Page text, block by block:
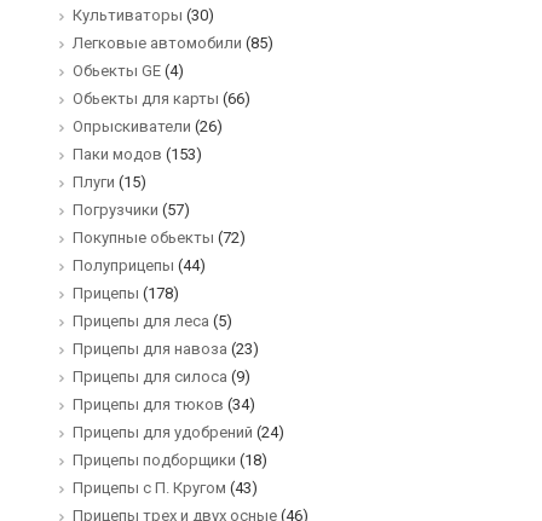
Культиваторы (30)
Легковые автомобили (85)
Обьекты GE (4)
Обьекты для карты (66)
Опрыскиватели (26)
Паки модов (153)
Плуги (15)
Погрузчики (57)
Покупные обьекты (72)
Полуприцепы (44)
Прицепы (178)
Прицепы для леса (5)
Прицепы для навоза (23)
Прицепы для силоса (9)
Прицепы для тюков (34)
Прицепы для удобрений (24)
Прицепы подборщики (18)
Прицепы с П. Кругом (43)
Прицепы трех и двух осные (46)